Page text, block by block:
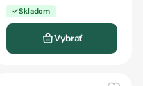
Skladom
Vybrať